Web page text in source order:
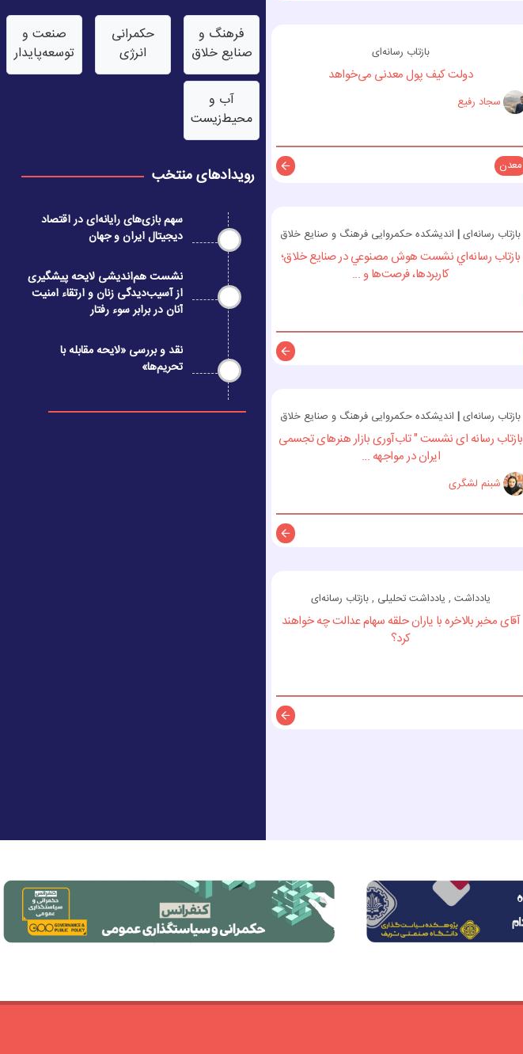
بازتاب رسانه‌ای
دولت کیف پول معدنی می‌خواهد
سجاد رفیع
توضیحات
معدن
بازتاب رسانه‌ای| اندیشکده حکمروایی فرهنگ و صنایع خلاق
بازتاب رسانه‌اي نشست هوش مصنوعي در صنايع خلاق؛
كاربردها، فرصت‌ها و ...
بازتاب رسانه‌ای| اندیشکده حکمروایی فرهنگ و صنایع خلاق
بازتاب رسانه ای نشست " تاب‌آوری بازار هنرهای تجسمی
ایران در مواجهه ...
شبنم لشگری
یادداشت , یادداشت تحلیلی , بازتاب رسانه‌ای
آقای مخبر بالاخره با یاران حلقه سهام عدالت چه خواهند
کرد؟
فرهنگ و
صنایع خلاق
حکمرانی
انرژی
صنعت‌ و
توسعه‌پایدار
آب‌ و
محیط‌زیست
رویدادهای منتخب
سهم بازی‌های رایانه‌ای در اقتصاد
دیجیتال ایران و جهان
نشست هم‌اندیشی لایحه پیشگیری
از آسیب‌دیدگی زنان و ارتقاء امنیت
آنان در برابر سوء رفتار
نقد و بررسی «لایحه مقابله با
تحریم‌ها»